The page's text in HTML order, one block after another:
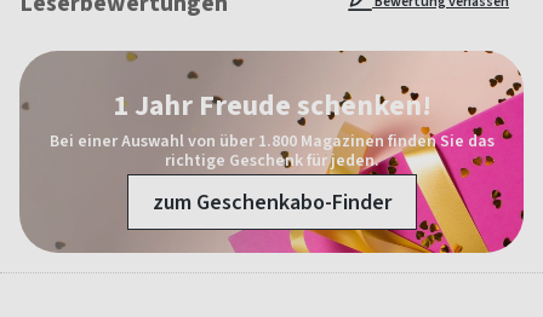
1 Jahr Freude schenken!
Bei einer Auswahl von über 1.800 Magazinen finden Sie das
richtige Geschenk für jeden.
zum Geschenkabo-Finder